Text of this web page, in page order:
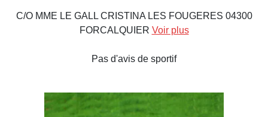
C/O MME LE GALL CRISTINA LES FOUGERES 04300
FORCALQUIER Voir plus
Pas d'avis de sportif